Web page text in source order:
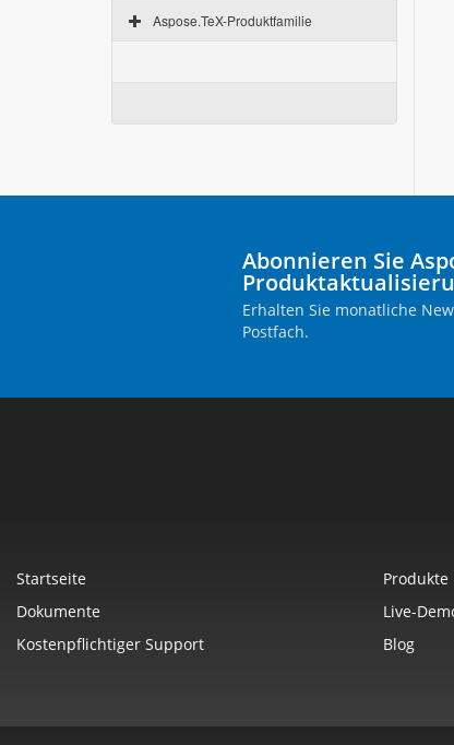
Aspose.TeX-Produktfamilie
Abonnieren Sie
Erhalten Sie monatliche
Postfach.
Startseite Produkte
Dokumente
Live-
Kostenpflichtiger Support
Blog